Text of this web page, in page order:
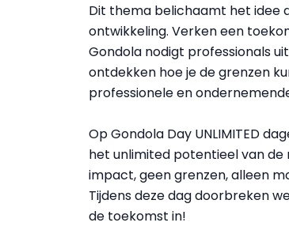
Dit thema belichaamt het idee
ontwikkeling. Verken een
Gondola nodigt professionals
ontdekken hoe je de grenzen
professionele en
Op Gondola Day UNLIMITED
het unlimited potentieel van de
impact, geen grenzen, alleen
Tijdens deze dag doorbreken
de toekomst in!